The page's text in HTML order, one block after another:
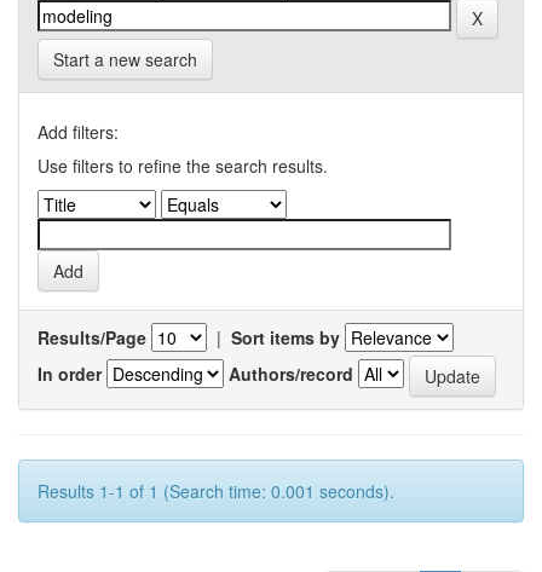
Start a new search
Add filters:
Use filters to refine the search results.
Results/Page | Sort items by
In order
Authors/record
Results 1-1 of 1 (Search time: 0.001 seconds).